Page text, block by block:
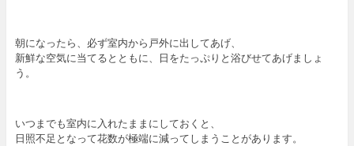
朝になったら、必ず室内から戸外に出してあげ、
新鮮な空気に当てるとともに、日をたっぷりと浴びせてあげましょ
う。
いつまでも室内に入れたままにしておくと、
日照不足となって花数が極端に減ってしまうことがあります。